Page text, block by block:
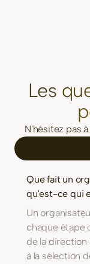
Les
N'hésitez pas
Que fait un
qu'est-ce qui
Un
chaque étape
de la direction
à la sélection